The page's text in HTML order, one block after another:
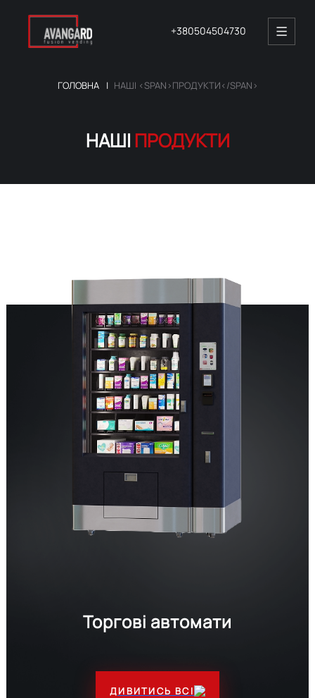
+380504504730
ГОЛОВНА НАШІ <SPAN>ПРОДУКТИ</SPAN>
НАШІПРОДУКТИ
Торгові автомати
ДИВИТИСЬ ВСІ